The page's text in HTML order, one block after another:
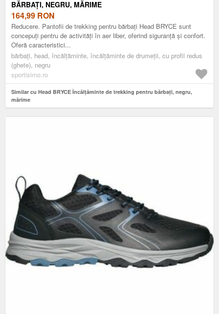
BĂRBAȚI, NEGRU, MĂRIME
164,99 RON
Reducere. Pantofii de trekking pentru bărbați Head BRYCE sunt
concepuți pentru de activități în aer liber, oferind siguranță și confort.
Oferă caracteristici...
bărbați, head, încălțăminte, încălțăminte de drumeții, cu profil redus
(ghete), negru
sportisimo.ro
Similar cu Head BRYCE Încălțăminte de trekking pentru bărbați, negru,
mărime